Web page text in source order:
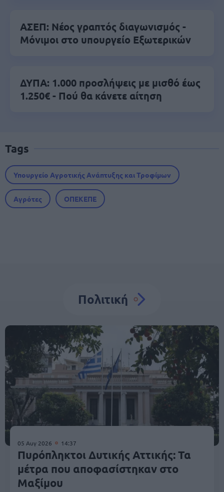
ΑΣΕΠ: Νέος γραπτός διαγωνισμός -
Μόνιμοι στο υπουργείο Εξωτερικών
ΔΥΠΑ: 1.000 προσλήψεις με μισθό έως
1.250€ - Πού θα κάνετε αίτηση
Tags
Υπουργείο Αγροτικής Ανάπτυξης και Τροφίμων
Αγρότες ΟΠΕΚΕΠΕ
Πολιτική
05 Αυγ 2026 14:37
Πυρόπληκτοι Δυτικής Αττικής: Τα
μέτρα που αποφασίστηκαν στο
Μαξίμου